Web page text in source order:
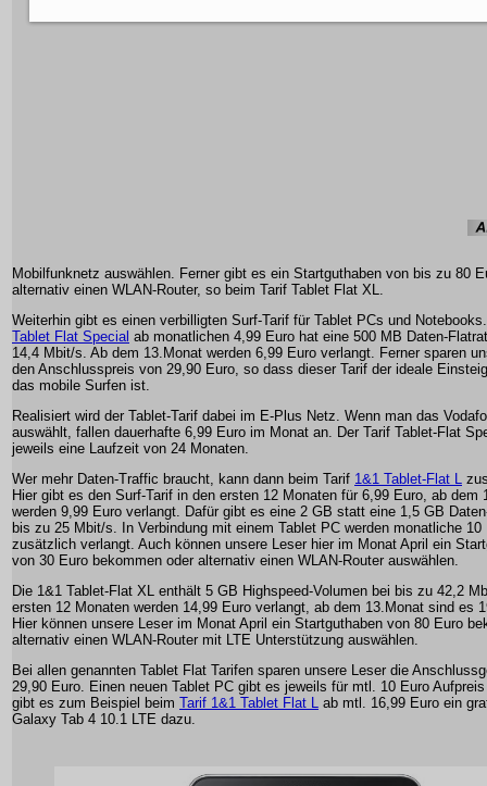
Mobilfunknetz auswählen. Ferner gibt es ein Startguthaben von bis zu 80
alternativ einen WLAN-Router, so beim Tarif Tablet Flat XL.
Weiterhin gibt es einen verbilligten Surf-Tarif für Tablet PCs und
Tablet Flat Special ab monatlichen 4,99 Euro hat eine 500 MB Daten-
14,4 Mbit/s. Ab dem 13.Monat werden 6,99 Euro verlangt. Ferner sparen
den Anschlusspreis von 29,90 Euro, so dass dieser Tarif der ideale
das mobile Surfen ist.
Realisiert wird der Tablet-Tarif dabei im E-Plus Netz. Wenn man das
auswählt, fallen dauerhafte 6,99 Euro im Monat an. Der Tarif Tablet-Flat
jeweils eine Laufzeit von 24 Monaten.
Wer mehr Daten-Traffic braucht, kann dann beim Tarif 1&1 Tablet-Flat L
Hier gibt es den Surf-Tarif in den ersten 12 Monaten für 6,99 Euro, ab dem
werden 9,99 Euro verlangt. Dafür gibt es eine 2 GB statt eine 1,5 GB
bis zu 25 Mbit/s. In Verbindung mit einem Tablet PC werden monatliche 10
zusätzlich verlangt. Auch können unsere Leser hier im Monat April ein
von 30 Euro bekommen oder alternativ einen WLAN-Router auswählen.
Die 1&1 Tablet-Flat XL enthält 5 GB Highspeed-Volumen bei bis zu 42,2
ersten 12 Monaten werden 14,99 Euro verlangt, ab dem 13.Monat sind es
Hier können unsere Leser im Monat April ein Startguthaben von 80 Euro
alternativ einen WLAN-Router mit LTE Unterstützung auswählen.
Bei allen genannten Tablet Flat Tarifen sparen unsere Leser die
29,90 Euro. Einen neuen Tablet PC gibt es jeweils für mtl. 10 Euro
gibt es zum Beispiel beim Tarif 1&1 Tablet Flat L ab mtl. 16,99 Euro ein
Galaxy Tab 4 10.1 LTE dazu.